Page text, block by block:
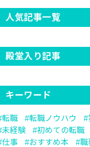
人気記事一覧
殿堂入り記事
キーワード
転職 転職ノウハウ
未経験
初めての転職
仕事
おすすめ本
職